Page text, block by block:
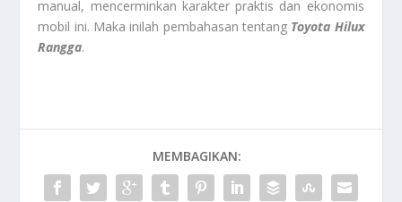
manual, mencerminkan karakter praktis dan ekonomis
mobil ini. Maka inilah pembahasan tentang Toyota Hilux
Rangga.
MEMBAGIKAN: